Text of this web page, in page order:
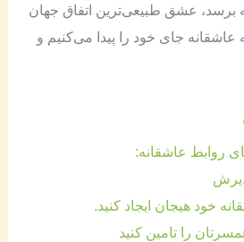
برسد، عشق طبیعی‌ترین اتفاق جهان
جای خود را پیدا می‌کنیم و
روابط عاشقانه:
خود هیجان ایجاد کنید.
را تامین کنید